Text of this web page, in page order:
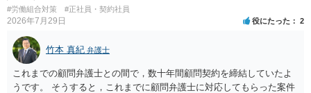
専門家に相談されることをオススメ致します。
#労働組合対策 #正社員・契約社員
2026年7月29日 役にたった 2
竹本 真紀 弁護士
これまでの顧問弁護士との間で，数十年間顧問契約を締結していたよ
うです。 そうすると，これまでに顧問弁護士に対応してもらった案件